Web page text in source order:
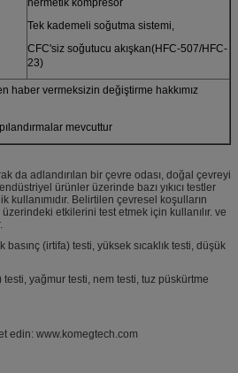
hermetik kompresör
Tek kademeli soğutma sistemi,
CFC'siz soğutucu akışkan(HFC-507/HFC-
23)
haber vermeksizin değiştirme hakkımız
mevcuttur
da adlandırılan bir çevre odası, doğal çevreyi
ürünler üzerinde bazı yıkıcı testler
Belirtilen çevresel koşulların
etkilerini test etmek için kullanılır. ve
(irtifa) testi, yüksek sıcaklık testi, düşük
testi, yağmur testi, nem testi, tuz püskürtme
edin: www.komegtech.com